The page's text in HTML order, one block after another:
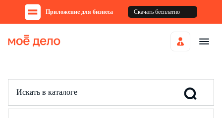
Приложение для бизнеса Скачать бесплатно